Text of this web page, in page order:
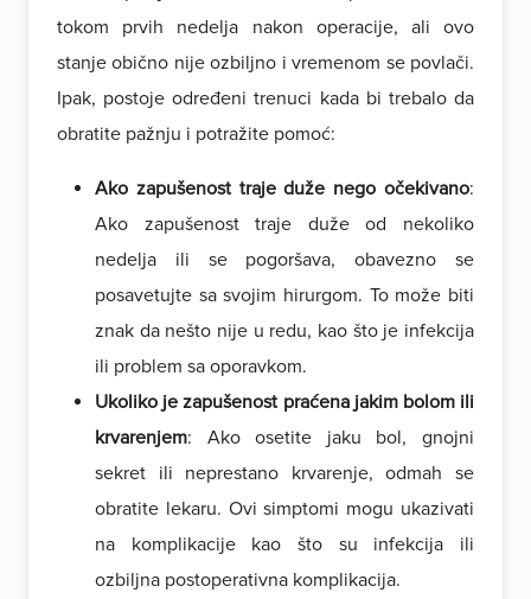
tokom prvih nedelja nakon operacije, ali ovo
stanje obično nije ozbiljno i vremenom se povlači.
Ipak, postoje određeni trenuci kada bi trebalo da
obratite pažnju i potražite pomoć:
Ako zapušenost traje duže nego očekivano:
Ako zapušenost traje duže od nekoliko
nedelja ili se pogoršava, obavezno se
posavetujte sa svojim hirurgom. To može biti
znak da nešto nije u redu, kao što je infekcija
ili problem sa oporavkom.
Ukoliko je zapušenost praćena jakim bolom ili
krvarenjem: Ako osetite jaku bol, gnojni
sekret ili neprestano krvarenje, odmah se
obratite lekaru. Ovi simptomi mogu ukazivati
na komplikacije kao što su infekcija ili
ozbiljna postoperativna komplikacija.